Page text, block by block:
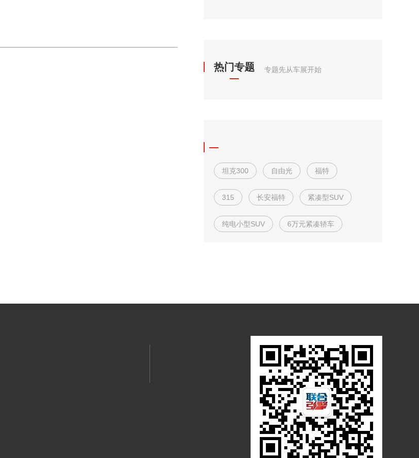
热门专题 专题先从车展开始
坦克300 自由光 福特
315 长安福特 紧凑型SUV
纯电小型SUV 6万元紧凑轿车